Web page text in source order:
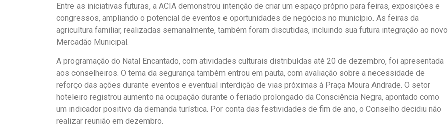
Entre as iniciativas futuras, a ACIA demonstrou intenção de criar um espaço próprio para feiras, exposições e
congressos, ampliando o potencial de eventos e oportunidades de negócios no município. As feiras da
agricultura familiar, realizadas semanalmente, também foram discutidas, incluindo sua futura integração ao novo
Mercadão Municipal.
A programação do Natal Encantado, com atividades culturais distribuídas até 20 de dezembro, foi apresentada
aos conselheiros. O tema da segurança também entrou em pauta, com avaliação sobre a necessidade de
reforço das ações durante eventos e eventual interdição de vias próximas à Praça Moura Andrade. O setor
hoteleiro registrou aumento na ocupação durante o feriado prolongado da Consciência Negra, apontado como
um indicador positivo da demanda turística. Por conta das festividades de fim de ano, o Conselho decidiu não
realizar reunião em dezembro.